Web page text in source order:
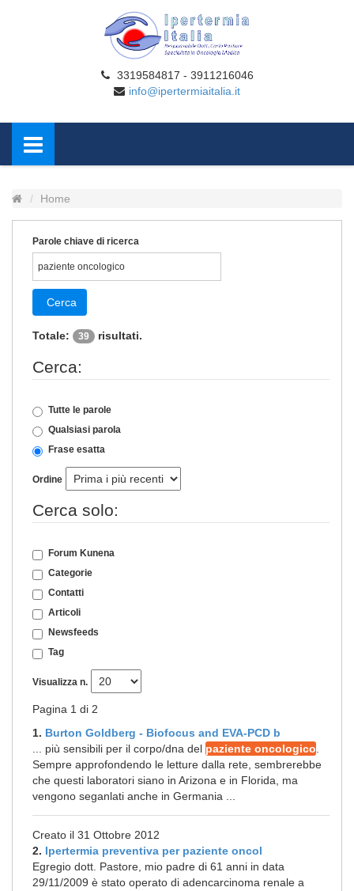
3319584817 - 3911216046
info@ipertermiaitalia.it
Home
Parole chiave di ricerca
Cerca
Totale: 39 risultati.
Cerca:
Tutte le parole
Qualsiasi parola
Frase esatta
Ordine
Cerca solo:
Forum Kunena
Categorie
Contatti
Articoli
Newsfeeds
Tag
Visualizza n.
Pagina 1 di 2
1. Burton Goldberg - Biofocus and EVA-PCD b
... più sensibili per il corpo/dna del paziente oncologico
Sempre approfondendo le letture dalla rete, sembrerebbe
che questi laboratori siano in Arizona e in Florida, ma
vengono seganlati anche in Germania ...
Creato il 31 Ottobre 2012
2. Ipertermia preventiva per paziente oncol
Egregio dott. Pastore, mio padre di 61 anni in data
29/11/2009 è stato operato di adencarcinoma renale a